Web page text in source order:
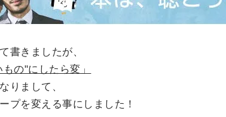
書きましたが、
の"にしたら変」
りまして、
プを変える事にしました！